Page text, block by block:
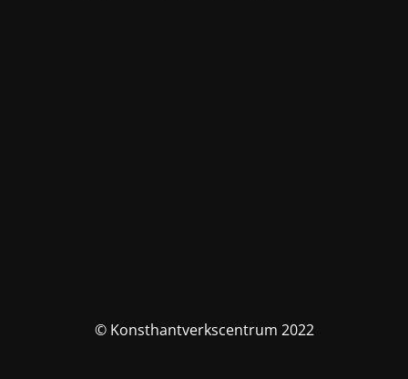
© Konsthantverkscentrum 2022